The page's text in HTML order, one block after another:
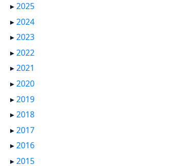
▸2025
▸2024
▸2023
▸2022
▸2021
▸2020
▸2019
▸2018
▸2017
▸2016
▸2015